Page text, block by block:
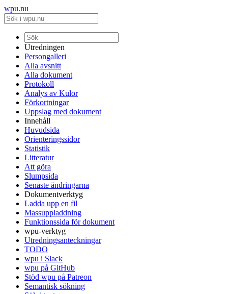
wpu.nu
Utredningen
Persongalleri
Alla avsnitt
Alla dokument
Protokoll
Analys av Kulor
Förkortningar
Uppslag med dokument
Innehåll
Huvudsida
Orienteringssidor
Statistik
Litteratur
Att göra
Slumpsida
Senaste ändringarna
Dokumentverktyg
Ladda upp en fil
Massuppladdning
Funktionssida för dokument
wpu-verktyg
Utredningsanteckningar
TODO
wpu i Slack
wpu på GitHub
Stöd wpu på Patreon
Semantisk sökning